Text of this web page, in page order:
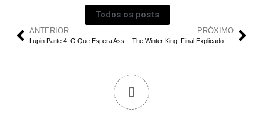
Todos os posts
ANTERIOR PRÓXIMO
0